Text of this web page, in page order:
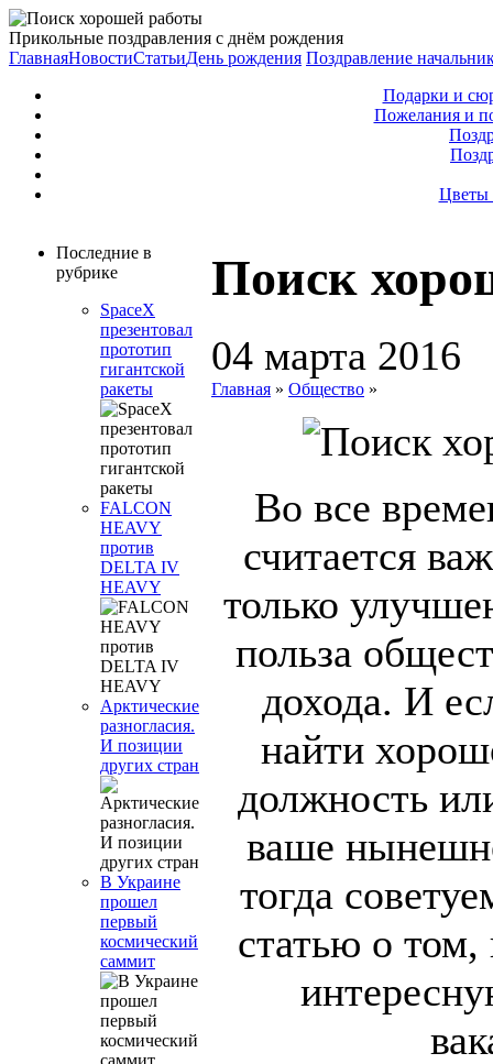
Прикольные поздравления с днём рождения
ГлавнаяНовостиСтатьиДень рождения Поздравление
Подарки и
Пожелания и
Цветы
Последние в
рубрике
SpaceX
презентовал
прототип
гигантской
ракеты
FALCON
HEAVY
против
DELTA IV
HEAVY
Арктические
разногласия.
И позиции
других стран
В Украине
прошел
первый
космический
саммит
Поиск
04 марта 2016
Главная » Общество »
Во все
считается
только
польза
дохода. И
найти
должность
ваше
тогда
статью о том,